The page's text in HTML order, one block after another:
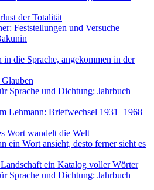
der Totalität
Feststellungen und Versuche
die Sprache, angekommen in der
Sprache und Dichtung: Jahrbuch
Lehmann: Briefwechsel 1931−1968
Wort wandelt die Welt
ein Wort ansieht, desto ferner sieht es
ein Katalog voller Wörter
Sprache und Dichtung: Jahrbuch